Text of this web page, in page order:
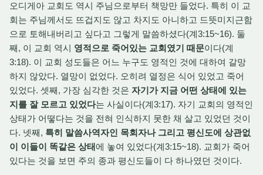
오디게아 교회도 역시 주님으로부터 책망만 들었다. 특히 이 교
회는 주님께서도 뜨겁지도 않고 차지도 아니하고 드뜻미지근함
으로 토해내버리고 싶다고 그렇게 말씀하셨다(계3:15~16). 둘
째, 이 교회 역시 영적으로 죽어있는 교회였기 때문이다(계
3:18). 이 교회 성도들은 어느 누구도 영적인 것에 대하여 갈망
하지 않았다. 열망이 없었다. 오히려 열정은 식어 있었고 죽어
있었다. 셋째, 가장 심각한 것은 자기가 지금 어떤 상태에 있는
지를 잘 모르고 있었다는 사실이다(계3:17). 자기 교회의 영적인
상태가 어떻다는 것을 전혀 인식하지 못한 채 살고 있었던 것이
다. 넷째, 특히 말씀사역자인 목회자나 그리고 평신도에 상관없
이 이들이 똑같은 상태에 놓여 있었다(계3:15~18). 교회가 죽어
있다는 것을 보면 주의 종과 평신도들이 다 하나였던 것이다.